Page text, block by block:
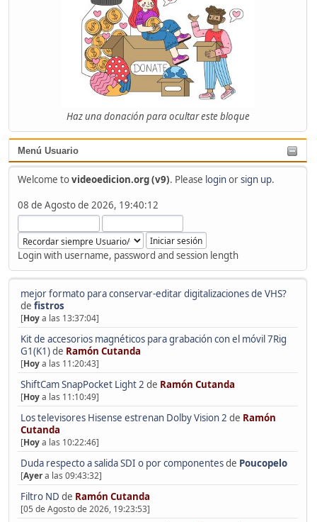
Haz una donación para ocultar este bloque
Menú Usuario
Welcome tovideoedicion.org (v9). Please loginorsign up.
08 de Agosto de 2026, 19:40:12
Login with username, password and session length
mejor formato para conservar-editar digitalizaciones de VHS?
de fistros
[Hoya las 13:37:04]
Kit de accesorios magnéticos para grabación con el móvil 7Rig
G1(K1)de Ramón Cutanda
[Hoya las 11:20:43]
ShiftCam SnapPocket Light 2 de Ramón Cutanda
[Hoya las 11:10:49]
Los televisores Hisense estrenan Dolby Vision 2 de Ramón
Cutanda
[Hoya las 10:22:46]
Duda respecto a salida SDI o por componentesde Poucopelo
[Ayera las 09:43:32]
Filtro ND de Ramón Cutanda
[05 de Agosto de 2026, 19:23:53]